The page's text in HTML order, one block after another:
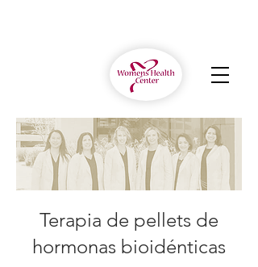
Terapia de pellets de
hormonas bioidénticas